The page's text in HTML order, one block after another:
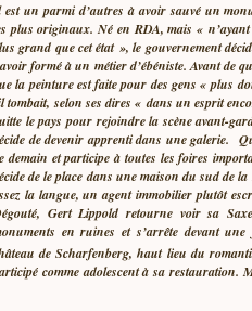
un parmi d’autres à avoir sauvé un
plus originaux. Né en RDA, mais «
grand que cet état », le gouvernement
formé à un métier d’ébéniste. Avant de
la peinture est faite pour des gens « plus
tombait, selon ses dires « dans un esprit
le pays pour rejoindre la scène avant-
de devenir apprenti dans une galerie.
demain et participe à toutes les foires
de le place dans une maison du sud de
la langue, un agent immobilier plutôt
Gert Lippold retourne voir sa
en ruines et s’arrête devant
de Scharfenberg, haut lieu du
comme adolescent à sa restauration.